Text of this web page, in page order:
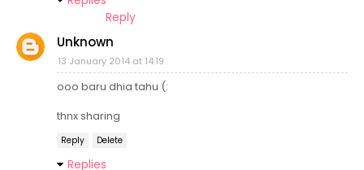
Reply
Unknown
13 January 2014 at 14:19
ooo baru dhia tahu (:
thnx sharing
Reply Delete
Replies